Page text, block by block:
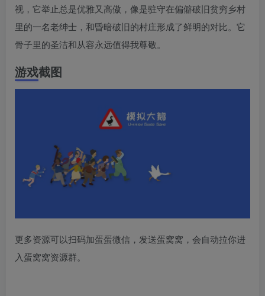
视，它举止总是优雅又高傲，像是驻守在偏僻破旧贫穷乡村
里的一名老绅士，和昏暗破旧的村庄形成了鲜明的对比。它
骨子里的圣洁和从容永远值得我尊敬。
游戏截图
更多资源可以扫码加蛋蛋微信，发送蛋窝窝，会自动拉你进
入蛋窝窝资源群。